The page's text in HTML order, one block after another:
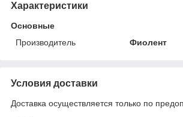
Характеристики
Основные
Производитель
Фиолент
Условия доставки
Доставка осуществляется только по